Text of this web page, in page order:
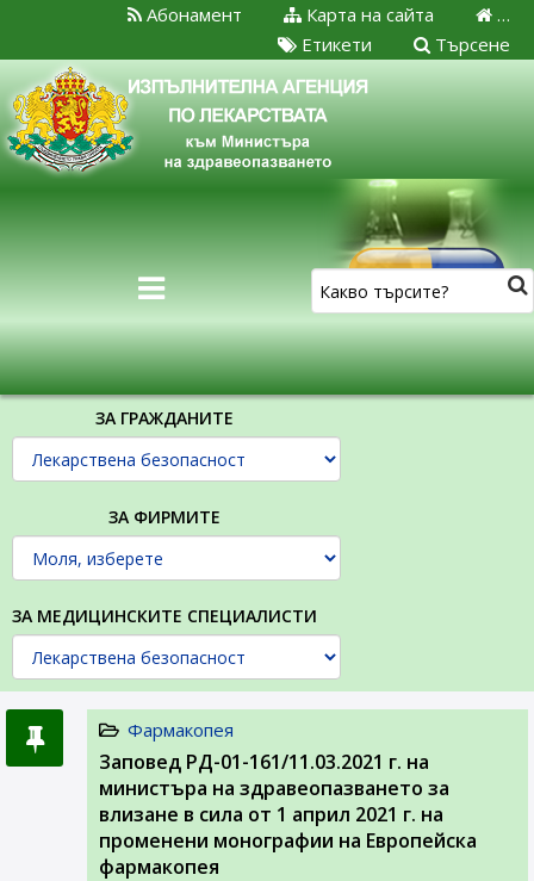
…
Карта на сайта
Абонамент
Търсене
Етикети
ЗА ГРАЖДАНИТЕ
ЗА ФИРМИТЕ
ЗА МЕДИЦИНСКИТЕ СПЕЦИАЛИСТИ
Фармакопея
Заповед РД-01-161/11.03.2021 г. на
министъра на здравеопазването за
влизане в сила от 1 април 2021 г. на
променени монографии на Европейска
фармакопея